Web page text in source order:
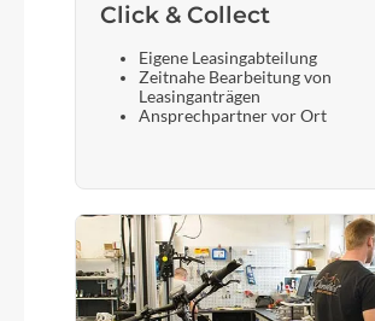
Click & Collect
Eigene Leasingabteilung
Zeitnahe Bearbeitung von
Leasinganträgen
Ansprechpartner vor Ort